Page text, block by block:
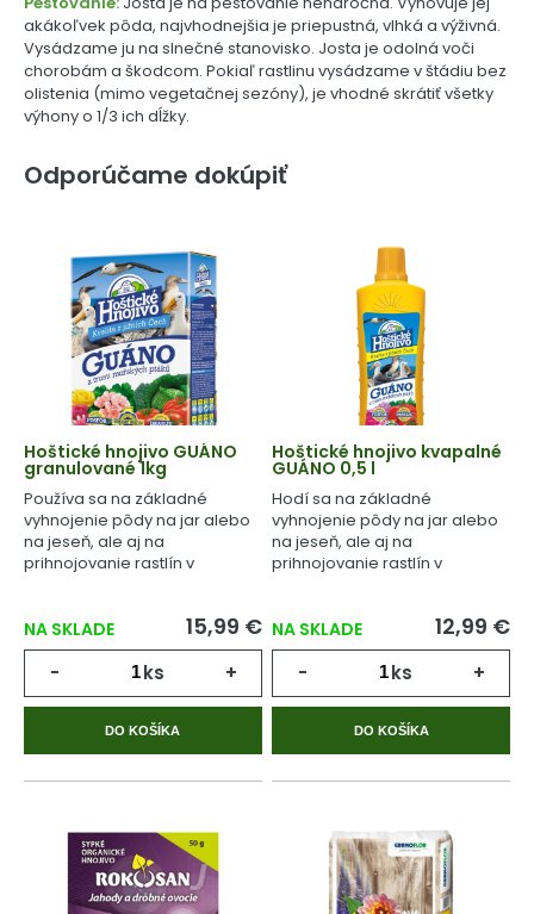
akákoľvek pôda, najvhodnejšia je priepustná, vlhká a výživná.
Vysádzame ju na slnečné stanovisko. Josta je odolná voči
chorobám a škodcom. Pokiaľ rastlinu vysádzame v štádiu bez
olistenia (mimo vegetačnej sezóny), je vhodné skrátiť všetky
výhony o 1/3 ich dĺžky.
Odporúčame dokúpiť
Hoštické hnojivo GUÁNO
granulované 1kg
Používa sa na základné
vyhnojenie pôdy na jar alebo
na jeseň, ale aj na
prihnojovanie rastlín v
NA SKLADE 15,99 €
- ks +
DO KOŠÍKA
Hoštické hnojivo kvapalné
GUÁNO 0,5 l
Hodí sa na základné
vyhnojenie pôdy na jar alebo
na jeseň, ale aj na
prihnojovanie rastlín v
NA SKLADE 12,99 €
- ks +
DO KOŠÍKA